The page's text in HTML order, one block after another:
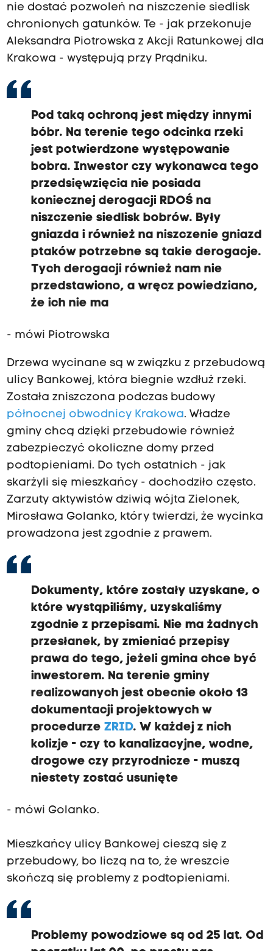
nie dostać pozwoleń na niszczenie siedlisk
chronionych gatunków. Te - jak przekonuje
Aleksandra Piotrowska z Akcji Ratunkowej dla
Krakowa - występują przy Prądniku.
Pod taką ochroną jest między innymi
bóbr. Na terenie tego odcinka rzeki
jest potwierdzone występowanie
bobra. Inwestor czy wykonawca tego
przedsięwzięcia nie posiada
koniecznej derogacji RDOŚ na
niszczenie siedlisk bobrów. Były
gniazda i również na niszczenie gniazd
ptaków potrzebne są takie derogacje.
Tych derogacji również nam nie
przedstawiono, a wręcz powiedziano,
że ich nie ma
- mówi Piotrowska
Drzewa wycinane są w związku z przebudową
ulicy Bankowej, która biegnie wzdłuż rzeki.
Została zniszczona podczas budowy
północnej obwodnicy Krakowa. Władze
gminy chcą dzięki przebudowie również
zabezpieczyć okoliczne domy przed
podtopieniami. Do tych ostatnich - jak
skarżyli się mieszkańcy - dochodziło często.
Zarzuty aktywistów dziwią wójta Zielonek,
Mirosława Golanko, który twierdzi, że wycinka
prowadzona jest zgodnie z prawem.
Dokumenty, które zostały uzyskane, o
które wystąpiliśmy, uzyskaliśmy
zgodnie z przepisami. Nie ma żadnych
przesłanek, by zmieniać przepisy
prawa do tego, jeżeli gmina chce być
inwestorem. Na terenie gminy
realizowanych jest obecnie około 13
dokumentacji projektowych w
procedurze ZRID. W każdej z nich
kolizje - czy to kanalizacyjne, wodne,
drogowe czy przyrodnicze - muszą
niestety zostać usunięte
- mówi Golanko.
Mieszkańcy ulicy Bankowej cieszą się z
przebudowy, bo liczą na to, że wreszcie
skończą się problemy z podtopieniami.
Problemy powodziowe są od 25 lat. Od